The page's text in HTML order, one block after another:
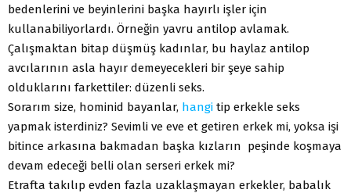
bedenlerini ve beyinlerini başka hayırlı işler için
kullanabiliyorlardı. Örneğin yavru antilop avlamak.
Çalışmaktan bitap düşmüş kadınlar, bu haylaz antilop
avcılarının asla hayır demeyecekleri bir şeye sahip
olduklarını farkettiler: düzenli seks.
Sorarım size, hominid bayanlar, hangi tip erkekle seks
yapmak isterdiniz? Sevimli ve eve et getiren erkek mi, yoksa işi
bitince arkasına bakmadan başka kızların peşinde koşmaya
devam edeceği belli olan serseri erkek mi?
Etrafta takılıp evden fazla uzaklaşmayan erkekler, babalık